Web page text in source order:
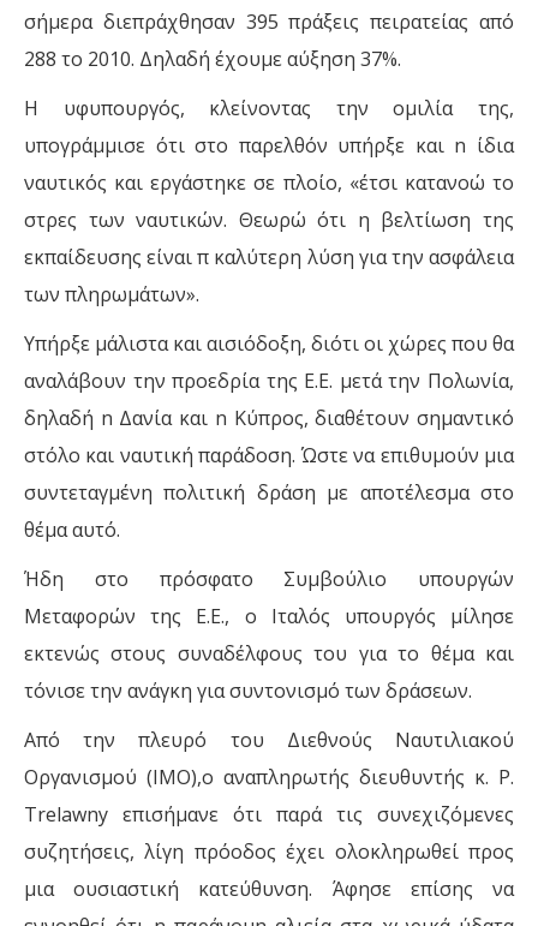
σήμερα διεπράχθησαν 395 πράξεις πειρατείας από
288 το 2010. Δηλαδή έχουμε αύξηση 37%.
Η υφυπουργός, κλείνοντας την ομιλία της,
υπογράμμισε ότι στο παρελθόν υπήρξε και n ίδια
ναυτικός και εργάστηκε σε πλοίο, «έτσι κατανοώ το
στρες των ναυτικών. Θεωρώ ότι η βελτίωση της
εκπαίδευσης είναι π καλύτερη λύση για την ασφάλεια
των πληρωμάτων».
Υπήρξε μάλιστα και αισιόδοξη, διότι οι χώρες που θα
αναλάβουν την προεδρία της Ε.Ε. μετά την Πολωνία,
δηλαδή n Δανία και n Κύπρος, διαθέτουν σημαντικό
στόλο και ναυτική παράδοση. Ώστε να επιθυμούν µια
συντεταγμένη πολιτική δράση µε αποτέλεσμα στο
θέμα αυτό.
Ήδη στο πρόσφατο Συμβούλιο υπουργών
Μεταφορών της Ε.Ε., ο Ιταλός υπουργός μίλησε
εκτενώς στους συναδέλφους του για το θέμα και
τόνισε την ανάγκη για συντονισμό των δράσεων.
Από την πλευρό του Διεθνούς Ναυτιλιακού
Οργανισμού (IΜΟ),ο αναπληρωτής διευθυντής κ. Ρ.
Trelawny επισήμανε ότι παρά τις συνεχιζόμενες
συζητήσεις, λίγη πρόοδος έχει ολοκληρωθεί προς
µια ουσιαστική κατεύθυνση. Άφησε επίσης να